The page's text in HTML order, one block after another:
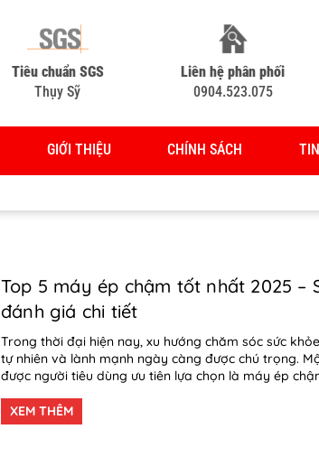
Tiêu chuẩn SGS
Thụy Sỹ
Liên hệ phân phối
0904.523.075
GIỚI THIỆU CHÍNH SÁCH
Top 5 máy ép chậm tốt nhất 2025 –
đánh giá chi tiết
Trong thời đại hiện nay, xu hướng chăm sóc sức
tự nhiên và lành mạnh ngày càng được chú trọng.
được người tiêu dùng ưu tiên lựa chọn là máy ép
XEM THÊM